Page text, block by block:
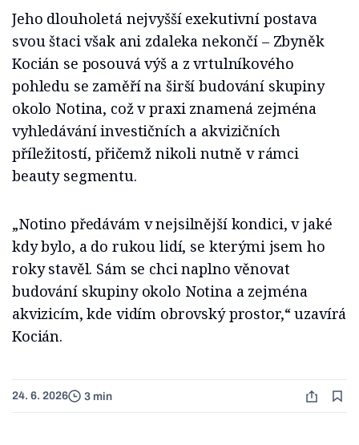
Jeho dlouholetá nejvyšší exekutivní postava
svou štaci však ani zdaleka nekončí – Zbyněk
Kocián se posouvá výš a z vrtulníkového
pohledu se zaměří na širší budování skupiny
okolo Notina, což v praxi znamená zejména
vyhledávání investičních a akvizičních
příležitostí, přičemž nikoli nutně v rámci
beauty segmentu.
„Notino předávám v nejsilnější kondici, v jaké
kdy bylo, a do rukou lidí, se kterými jsem ho
roky stavěl. Sám se chci naplno věnovat
budování skupiny okolo Notina a zejména
akvizicím, kde vidím obrovský prostor,“ uzavírá
Kocián.
24. 6. 2026 3 min